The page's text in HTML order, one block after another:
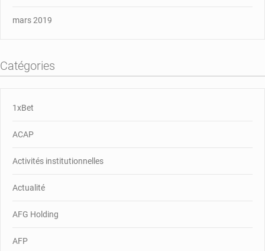
mars 2019
Catégories
1xBet
ACAP
Activités institutionnelles
Actualité
AFG Holding
AFP